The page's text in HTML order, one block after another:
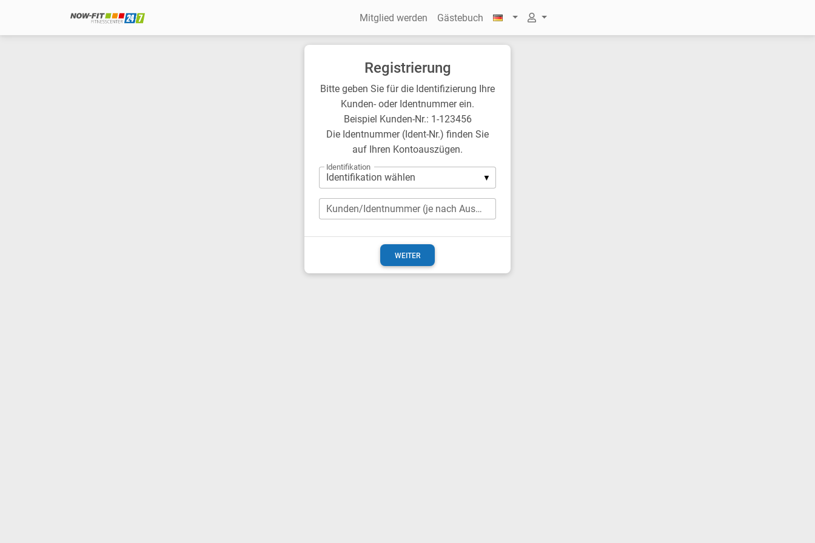
Mitglied werden Gästebuch
Registrierung
Bitte geben Sie für die Identifizierung Ihre
Kunden- oder Identnummer ein.
Beispiel Kunden-Nr.: 1-123456
Die Identnummer (Ident-Nr.) finden Sie
auf Ihren Kontoauszügen.
Identifikation
Kunden/Identnummer (je nach Auswahl)